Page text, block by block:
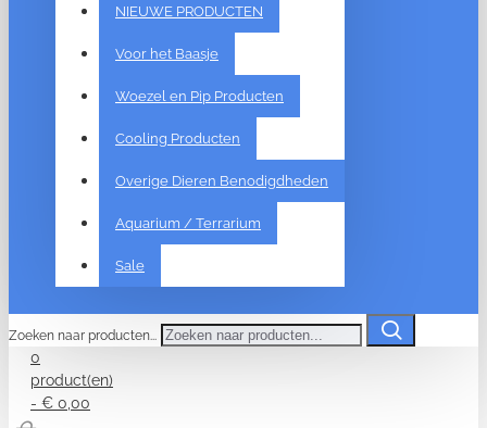
NIEUWE PRODUCTEN
Voor het Baasje
Woezel en Pip Producten
Cooling Producten
Overige Dieren Benodigdheden
Aquarium / Terrarium
Sale
Zoeken naar producten...
0
product(en)
- € 0,00